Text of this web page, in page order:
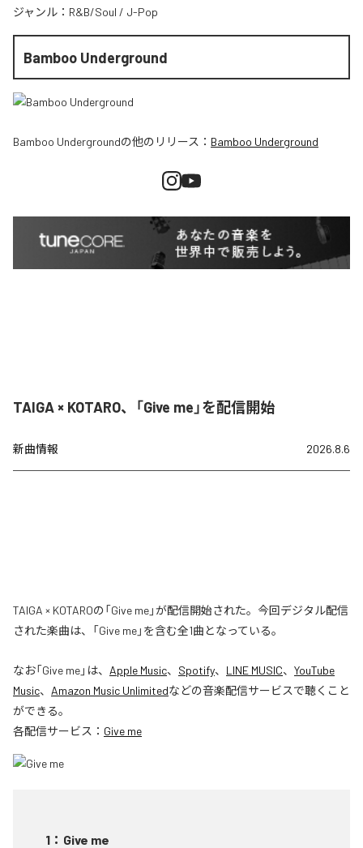
ジャンル： R&B/Soul / J-Pop
Bamboo Underground
Bamboo Undergroundの他のリリース： Bamboo Underground
TAIGA × KOTARO、「Give me」を配信開始
新曲情報 2026.8.6
TAIGA × KOTAROの「Give me」が配信開始された。今回デジタル配信
された楽曲は、「Give me」を含む全1曲となっている。
なお「Give me」は、 Apple Music、 Spotify、 LINE MUSIC、 YouTube
Music、 Amazon Music Unlimitedなどの音楽配信サービスで聴くこと
ができる。
各配信サービス： Give me
1 ： Give me